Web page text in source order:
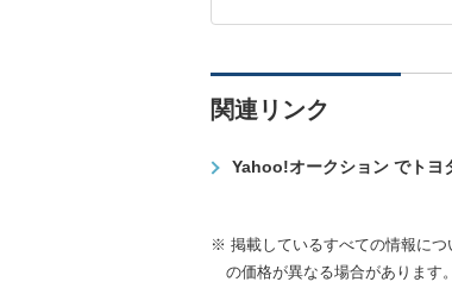
関連リンク
Yahoo!オークション でトヨ
※ 掲載しているすべての情報につ
の価格が異なる場合があります